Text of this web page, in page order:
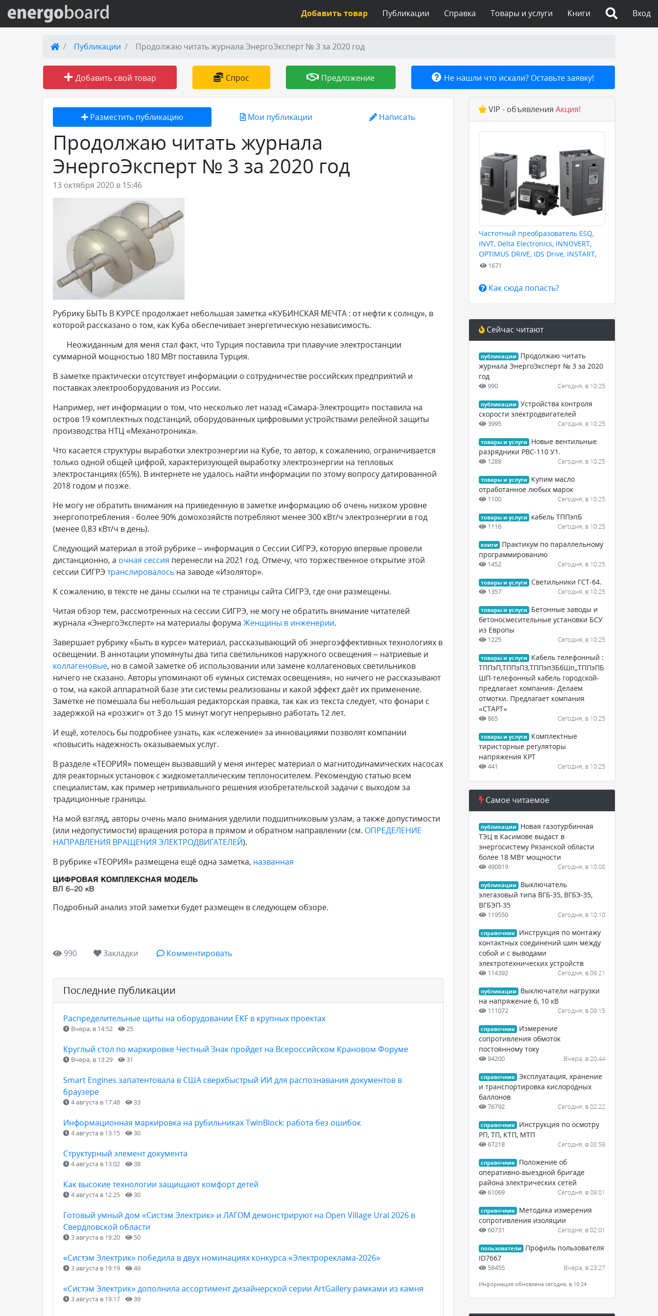
Вход на сайт
Поиск по сайту
Публикации
Товары и услуги
Добавить товар или услугу
Вход
Книги
Товары и услуги
Справка
Публикации
Добавить товар
Публикации Продолжаю читать журнала ЭнергоЭксперт № 3 за 2020 год
Добавить свой товар Спрос Предложение Не нашли что искали? Оставьте заявку!
Разместить публикацию Мои публикации Написать
Продолжаю читать журнала
ЭнергоЭксперт № 3 за 2020 год
13 октября 2020 в 15:46
Рубрику БЫТЬ В КУРСЕ продолжает небольшая заметка «КУБИНСКАЯ МЕЧТА : от нефти к солнцу», в
которой рассказано о том, как Куба обеспечивает энергетическую независимость.
Неожиданным для меня стал факт, что Турция поставила три плавучие электростанции
суммарной мощностью 180 МВт поставила Турция.
В заметке практически отсутствует информации о сотрудничестве российских предприятий и
поставках электрооборудования из России.
Например, нет информации о том, что несколько лет назад «Самара-Электрощит» поставила на
остров 19 комплектных подстанций, оборудованных цифровыми устройствами релейной защиты
производства НТЦ «Механотроника».
Что касается структуры выработки электроэнергии на Кубе, то автор, к сожалению, ограничивается
только одной общей цифрой, характеризующей выработку электроэнергии на тепловых
электростанциях (65%). В интернете не удалось найти информации по этому вопросу датированной
2018 годом и позже.
Не могу не обратить внимания на приведенную в заметке информацию об очень низком уровне
энергопотребления - более 90% домохозяйств потребляют менее 300 кВт/ч электроэнергии в год
(менее 0,83 кВт/ч в день).
Следующий материал в этой рубрике – информация о Сессии СИГРЭ, которую впервые провели
дистанционно, а очная сессия перенесли на 2021 год. Отмечу, что торжественное открытие этой
сессии СИГРЭ транслировалось на заводе «Изолятор».
К сожалению, в тексте не даны ссылки на те страницы сайта СИГРЭ, где они размещены.
Читая обзор тем, рассмотренных на сессии СИГРЭ, не могу не обратить внимание читателей
журнала «ЭнергоЭксперт» на материалы форума Женщины в инженерии.
Завершает рубрику «Быть в курсе» материал, рассказывающий об энергоэффективных технологиях в
освещении. В аннотации упомянуты два типа светильников наружного освещения – натриевые и
коллагеновые, но в самой заметке об использовании или замене коллагеновых светильников
ничего не сказано. Авторы упоминают об «умных системах освещения», но ничего не рассказывают
о том, на какой аппаратной базе эти системы реализованы и какой эффект даёт их применение.
Заметке не помешала бы небольшая редакторская правка, так как из текста следует, что фонари с
задержкой на «розжиг» от 3 до 15 минут могут непрерывно работать 12 лет.
И ещё, хотелось бы подробнее узнать, как «слежение» за инновациями позволят компании
«повысить надежность оказываемых услуг.
В разделе «ТЕОРИЯ» помещен вызвавший у меня интерес материал о магнитодинамических насосах
для реакторных установок с жидкометаллическим теплоносителем. Рекомендую статью всем
специалистам, как пример нетривиального решения изобретательской задачи с выходом за
традиционные границы.
На мой взгляд, авторы очень мало внимания уделили подшипниковым узлам, а также допустимости
(или недопустимости) вращения ротора в прямом и обратном направлении (см. ОПРЕДЕЛЕНИЕ
НАПРАВЛЕНИЯ ВРАЩЕНИЯ ЭЛЕКТРОДВИГАТЕЛЕЙ).
В рубрике «ТЕОРИЯ» размещена ещё одна заметка, названная
Подробный анализ этой заметки будет размещен в следующем обзоре.
990 Закладки Комментировать
Последние публикации
Распределительные щиты на оборудовании EKF в крупных проектах
Вчера, в 14:52 25
Круглый стол по маркировке Честный Знак пройдет на Всероссийском Крановом Форуме
Вчера, в 13:29 31
Smart Engines запатентовала в США сверхбыстрый ИИ для распознавания документов в
браузере
4 августа в 17:48 33
Информационная маркировка на рубильниках TwinBlock: работа без ошибок
4 августа в 13:15 30
Структурный элемент документа
4 августа в 13:02 38
Как высокие технологии защищают комфорт детей
4 августа в 12:25 30
Готовый умный дом «Систэм Электрик» и ЛАГОМ демонстрируют на Open Village Ural 2026 в
Свердловской области
3 августа в 19:20 50
«Систэм Электрик» победила в двух номинациях конкурса «Электрореклама‑2026»
3 августа в 19:19 49
«Систэм Электрик» дополнила ассортимент дизайнерской серии ArtGallery рамками из камня
3 августа в 19:17 39
VIP - объявления Акция!
Частотный преобразователь ESQ,
INVT, Delta Electronics, INNOVERT,
OPTIMUS DRIVE, IDS Drive, INSTART,
HYUNDAI для любых задач
1671
Как сюда попасть?
Сейчас читают
публикации
Продолжаю читать
журнала ЭнергоЭксперт № 3 за 2020
год
990 Сегодня, в 10:25
публикации
Устройства контроля
скорости электродвигателей
3995 Сегодня, в 10:25
товары и услуги
Новые вентильные
разрядники РВС-110 У1.
1288 Сегодня, в 10:25
товары и услуги
Купим масло
отработанное любых марок
1100 Сегодня, в 10:25
товары и услуги кабель ТППэпБ
1116 Сегодня, в 10:25
книги
Практикум по параллельному
программированию
1452 Сегодня, в 10:25
товары и услуги Светильники ГСТ-64.
1357 Сегодня, в 10:25
товары и услуги
Бетонные заводы и
бетоносмесительные установки БСУ
из Европы
1225 Сегодня, в 10:25
товары и услуги
Кабель телефонный :
ТППэП,ТППэПЗ,ТППэпЗБбШп,,ТППэПБ
ШП-телефонный кабель городской-
предлагает компания- Делаем
отмотки. Предлагает компания
«СТАРТ»
865 Сегодня, в 10:25
товары и услуги
Комплектные
тиристорные регуляторы
напряжения КРТ
441 Сегодня, в 10:25
Самое читаемое
публикации
Новая газотурбинная
ТЭЦ в Касимове выдаст в
энергосистему Рязанской области
более 18 МВт мощности
490819 Сегодня, в 10:08
публикации
Выключатель
элегазовый типа ВГБ-35, ВГБЭ-35,
ВГБЭП-35
119550 Сегодня, в 10:10
справочник
Инструкция по монтажу
контактных соединений шин между
собой и с выводами
электротехнических устройств
114392 Сегодня, в 09:21
публикации
Выключатели нагрузки
на напряжение 6, 10 кВ
111072 Сегодня, в 09:15
справочник
Измерение
сопротивления обмоток
постоянному току
94200 Вчера, в 20:44
справочник Эксплуатация, хранение
и транспортировка кислородных
баллонов
76792 Сегодня, в 02:22
справочник
Инструкция по осмотру
РП, ТП, КТП, МТП
67218 Сегодня, в 08:59
справочник
Положение об
оперативно-выездной бригаде
района электрических сетей
61069 Сегодня, в 09:01
справочник
Методика измерения
сопротивления изоляции
60731 Сегодня, в 02:01
пользователи
Профиль пользователя
ID7667
58455 Вчера, в 23:27
Информация обновлена сегодня, в 10:24